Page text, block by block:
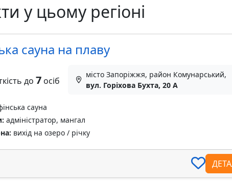
у цьому регіоні
сауна на плаву
до 7осіб
місто Запоріжжя, район Комунарський,
вул. Горіхова Бухта, 20 А
сауна
адміністратор, мангал
вихід на озеро / річку